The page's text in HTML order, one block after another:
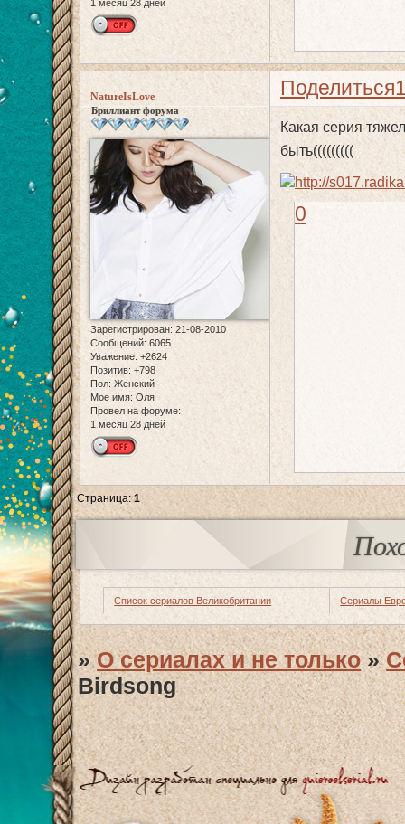
1 месяц 28 дней
Поделиться
NatureIsLove
Бриллиант форума
Зарегистрирован: 21-08-2010
Сообщений: 6065
Уважение: +2624
Позитив: +798
Пол: Женский
Мое имя: Оля
Провел на форуме:
1 месяц 28 дней
Какая серия
быть(((((((((
0
Страница:1
Список сериалов Великобритании Сериалы
»О сериалах и не только »
Birdsong